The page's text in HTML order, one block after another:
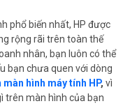
phổ biến nhất, HP được
rộng rãi trên toàn thế
nhân, bạn luôn có thể
bạn chưa quen với dòng
màn hình máy tính HP, vì
trên màn hình của bạn